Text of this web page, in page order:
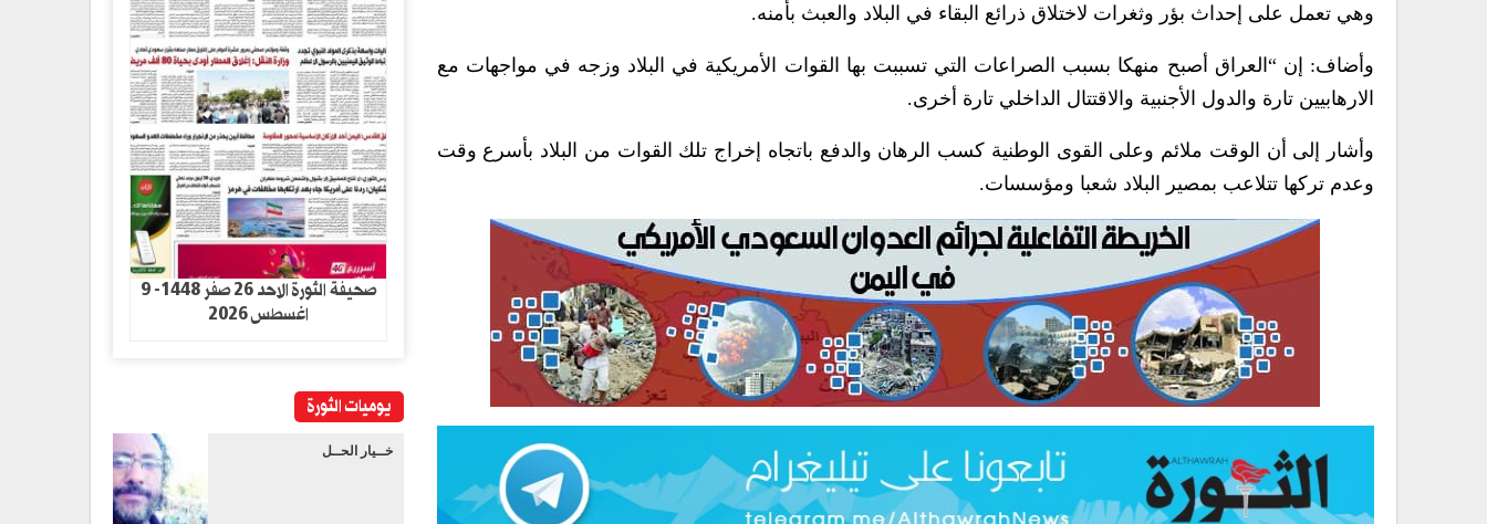
وهي تعمل على إحداث بؤر وثغرات لاختلاق ذرائع البقاء في البلاد والعبث بأمنه.
وأضاف: إن “العراق أصبح منهكا بسبب الصراعات التي تسببت بها القوات الأمريكية في البلاد وزجه في مواجهات مع
الارهابيين تارة والدول الأجنبية والاقتتال الداخلي تارة أخرى.
وأشار إلى أن الوقت ملائم وعلى القوى الوطنية كسب الرهان والدفع باتجاه إخراج تلك القوات من البلاد بأسرع وقت
وعدم تركها تتلاعب بمصير البلاد شعبا ومؤسسات.
صحيفة الثورة الاحد 26 صفر 1448- 9
اغسطس 2026
يوميات الثورة
خــيار الحــل